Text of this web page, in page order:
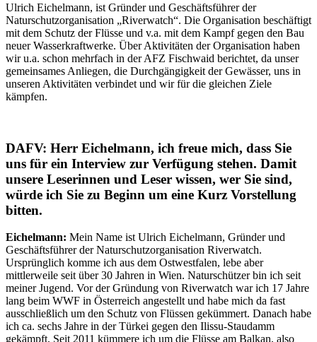
Ulrich Eichelmann, ist Gründer und Geschäftsführer der
Naturschutzorganisation „Riverwatch“. Die Organisation beschäftigt
mit dem Schutz der Flüsse und v.a. mit dem Kampf gegen den Bau
neuer Wasserkraftwerke. Über Aktivitäten der Organisation haben
wir u.a. schon mehrfach in der AFZ Fischwaid berichtet, da unser
gemeinsames Anliegen, die Durchgängigkeit der Gewässer, uns in
unseren Aktivitäten verbindet und wir für die gleichen Ziele
kämpfen.
DAFV: Herr Eichelmann, ich freue mich, dass Sie
uns für ein Interview zur Verfügung stehen. Damit
unsere Leserinnen und Leser wissen, wer Sie sind,
würde ich Sie zu Beginn um eine Kurz Vorstellung
bitten.
Eichelmann: Mein Name ist Ulrich Eichelmann, Gründer und
Geschäftsführer der Naturschutzorganisation Riverwatch.
Ursprünglich komme ich aus dem Ostwestfalen, lebe aber
mittlerweile seit über 30 Jahren in Wien. Naturschützer bin ich seit
meiner Jugend. Vor der Gründung von Riverwatch war ich 17 Jahre
lang beim WWF in Österreich angestellt und habe mich da fast
ausschließlich um den Schutz von Flüssen gekümmert. Danach habe
ich ca. sechs Jahre in der Türkei gegen den Ilissu-Staudamm
gekämpft. Seit 2011 kümmere ich um die Flüsse am Balkan, also